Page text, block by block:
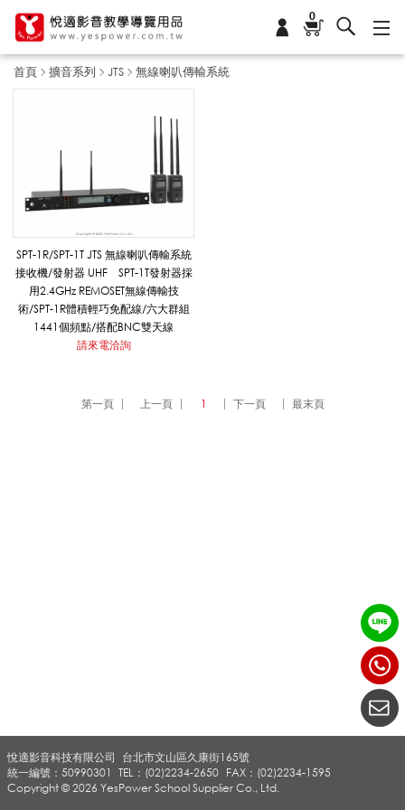
0
首頁 擴音系列 JTS 無線喇叭傳輸系統
線
喇
叭
T
SPT-1R/SPT-1T JTS 無線喇叭傳輸系統
接收機/發射器 UHF SPT-1T發射器採
用2.4GHz REMOSET無線傳輸技
術/SPT-1R體積輕巧免配線/六大群組
1441個頻點/搭配BNC雙天線
請來電洽詢
第一頁 上一頁 1 下一頁 最末頁
悅適影音科技有限公司
TEL：(02)2234-2650 FAX：(02)2234-1595
台北市文山區久康街165號
統一編號：50990301
Copyright © 2026 YesPower School Supplier Co., Ltd.